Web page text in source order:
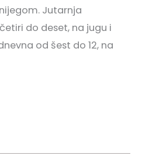
Jutarnja
do deset, na jugu i
od šest do 12, na